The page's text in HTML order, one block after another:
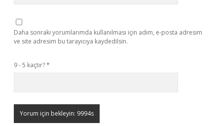
Daha sonraki yorumlarımda kullanılması için adım, e-posta adresim
ve site adresim bu tarayıcıya kaydedilsin.
9 - 5 kaçtır?*